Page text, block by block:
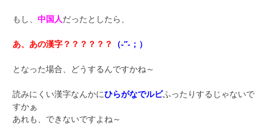
もし、 中国人だったとしたら、
あ、あの漢字？？？？？？ （‐”‐；）
となった場合、どうするんですかね～
読みにくい漢字なんかにひらがなでルビふったりするじゃないで
すかぁ
あれも、できないですよね～